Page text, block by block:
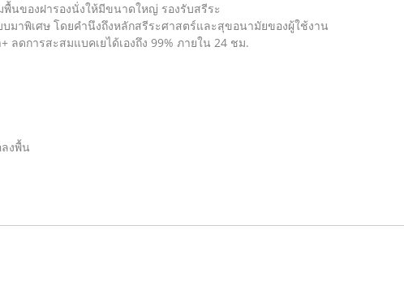
พื้นของฝารองนั่งให้มีขนาดใหญ่ รองรับสรีระ
มาพิเศษ โดยคำนึงถึงหลักสรีระศาสตร์และสุขอนามัยของผู้ใช้งาน
ลดการสะสมแบคเยได้เองถึง 99% ภายใน 24 ชม.
งพื้น